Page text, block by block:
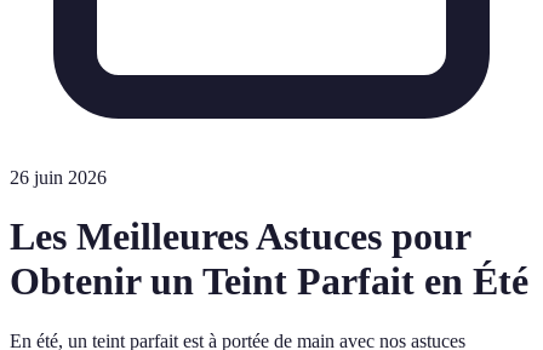
26 juin 2026
Les Meilleures Astuces pour
Obtenir un Teint Parfait en Été
En été, un teint parfait est à portée de main avec nos astuces